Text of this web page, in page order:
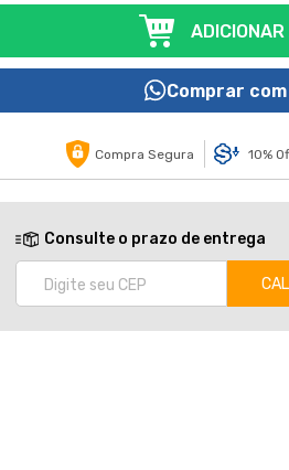
Comprar
Compra Segura 10%
Consulte o prazo de entrega